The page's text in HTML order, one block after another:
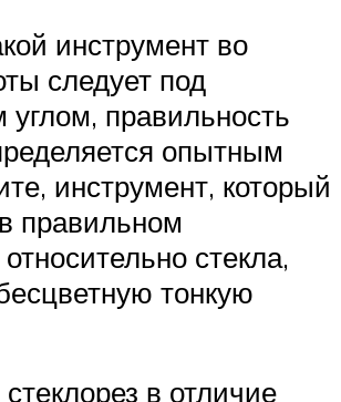
инструмент во
следует под
правильность
опытным
инструмент, который
правильном
стекла,
тонкую
в отличие